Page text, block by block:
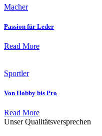
Macher
Passion für Leder
Read More
Sportler
Von Hobby bis Pro
Read More
Unser Qualitätsversprechen